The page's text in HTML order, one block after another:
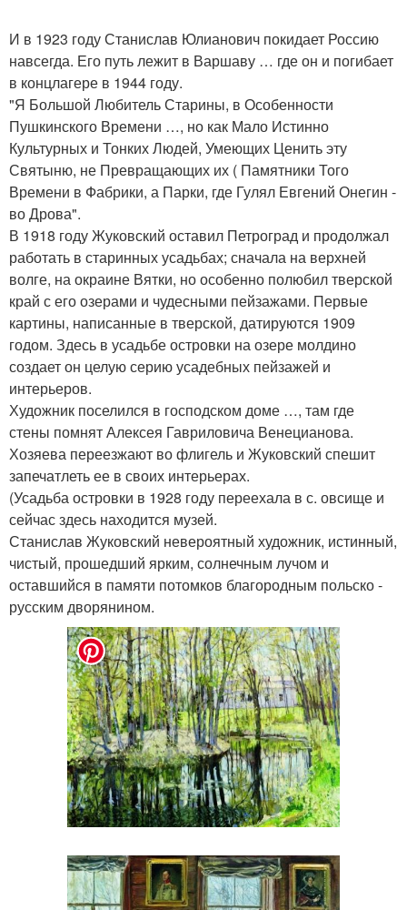
И в 1923 году Станислав Юлианович покидает Россию
навсегда. Его путь лежит в Варшаву … где он и погибает
в концлагере в 1944 году.
"Я Большой Любитель Старины, в Особенности
Пушкинского Времени …, но как Мало Истинно
Культурных и Тонких Людей, Умеющих Ценить эту
Святыню, не Превращающих их ( Памятники Того
Времени в Фабрики, а Парки, где Гулял Евгений Онегин -
во Дрова".
В 1918 году Жуковский оставил Петроград и продолжал
работать в старинных усадьбах; сначала на верхней
волге, на окраине Вятки, но особенно полюбил тверской
край с его озерами и чудесными пейзажами. Первые
картины, написанные в тверской, датируются 1909
годом. Здесь в усадьбе островки на озере молдино
создает он целую серию усадебных пейзажей и
интерьеров.
Художник поселился в господском доме …, там где
стены помнят Алексея Гавриловича Венецианова.
Хозяева переезжают во флигель и Жуковский спешит
запечатлеть ее в своих интерьерах.
(Усадьба островки в 1928 году переехала в с. овсище и
сейчас здесь находится музей.
Станислав Жуковский невероятный художник, истинный,
чистый, прошедший ярким, солнечным лучом и
оставшийся в памяти потомков благородным польско -
русским дворянином.